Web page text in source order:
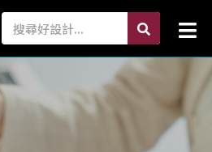
Search search